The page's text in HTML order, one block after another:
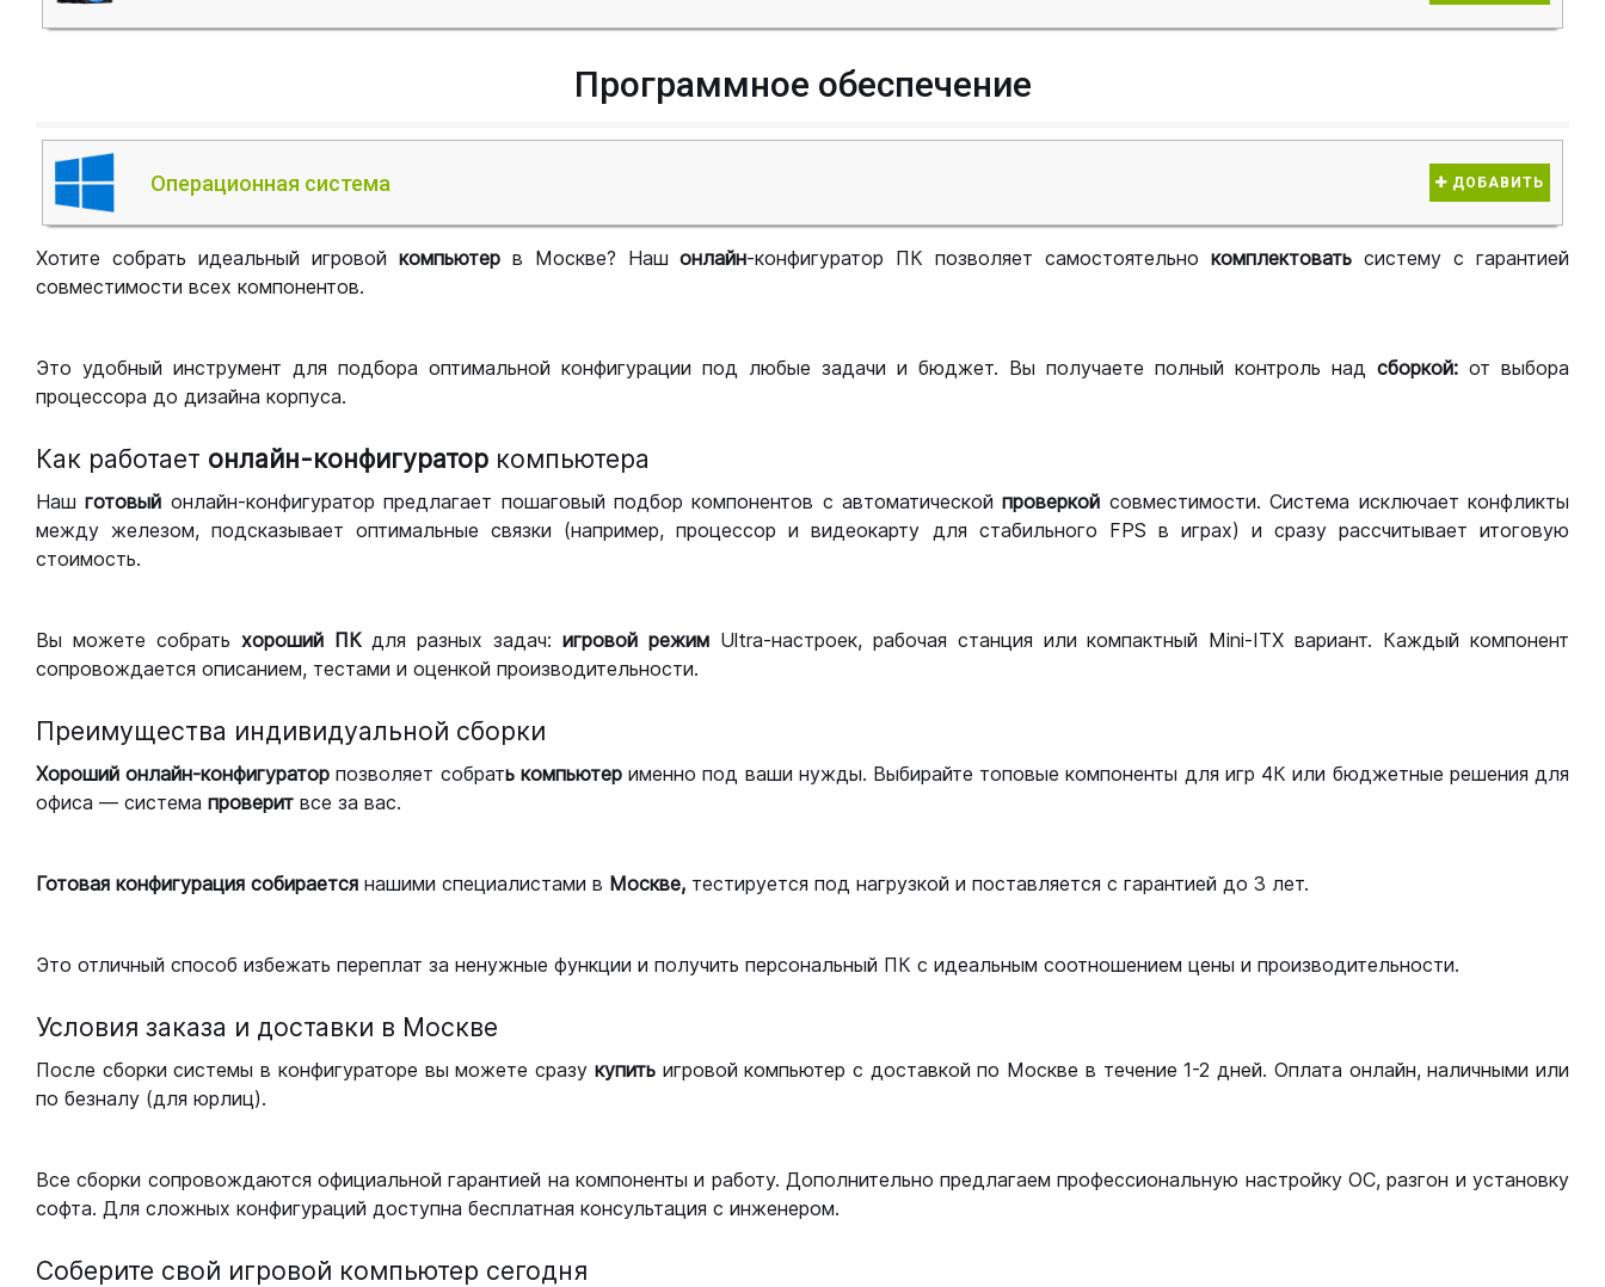
Программное обеспечение
Операционная система ДОБАВИТЬ
Хотите собрать идеальный игровой компьютер в Москве? Нашонлайн-конфигуратор ПК позволяет самостоятельно комплектоватьсистему с гарантией
совместимости всех компонентов.
Это удобный инструмент для подбора оптимальной конфигурации под любые задачи и бюджет. Вы получаете полный контроль над сборкой: от выбора
процессора до дизайна корпуса.
Как работает онлайн-конфигуратор компьютера
Нашготовый онлайн-конфигуратор предлагает пошаговый подбор компонентов с автоматическойпроверкой совместимости. Система исключает конфликты
между железом, подсказывает оптимальные связки (например, процессор и видеокарту для стабильного FPS в играх) и сразу рассчитывает итоговую
стоимость.
Вы можете собрать хороший ПКдля разных задач:игровой режим Ultra-настроек, рабочая станция или компактный Mini-ITX вариант. Каждый компонент
сопровождается описанием, тестами и оценкой производительности.
Преимущества индивидуальной сборки
Хороший онлайн-конфигуратор позволяет собрать компьютерименно под ваши нужды. Выбирайте топовые компоненты для игр 4К или бюджетные решения для
офиса — система проверит все за вас.
Готовая конфигурация собирается нашими специалистами в Москве, тестируется под нагрузкой и поставляется с гарантией до 3 лет.
Это отличный способ избежать переплат за ненужные функции и получить персональный ПК с идеальным соотношением цены и производительности.
Условия заказа и доставки в Москве
После сборки системы в конфигураторе вы можете сразу купитьигровой компьютер с доставкой по Москве в течение 1-2 дней. Оплата онлайн, наличными или
по безналу (для юрлиц).
Все сборки сопровождаются официальной гарантией на компоненты и работу. Дополнительно предлагаем профессиональную настройку ОС, разгон и установку
софта. Для сложных конфигураций доступна бесплатная консультация с инженером.
Соберите свой игровой компьютер сегодня